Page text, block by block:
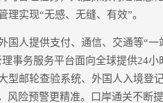
实现“无感、无缝、有效”。
人提供支付、通信、交通等“一
事务服务平台面向全球提供24小
型邮轮查验系统、外国人入境登
风险预警更精准。口岸通关不断